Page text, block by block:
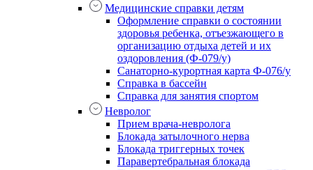
Медицинские справки детям
Оформление справки о состоянии
здоровья ребенка, отъезжающего в
организацию отдыха детей и их
оздоровления (Ф-079/у)
Санаторно-курортная карта Ф-076/у
Справка в бассейн
Справка для занятия спортом
Невролог
Прием врача-невролога
Блокада затылочного нерва
Блокада триггерных точек
Паравертебральная блокада